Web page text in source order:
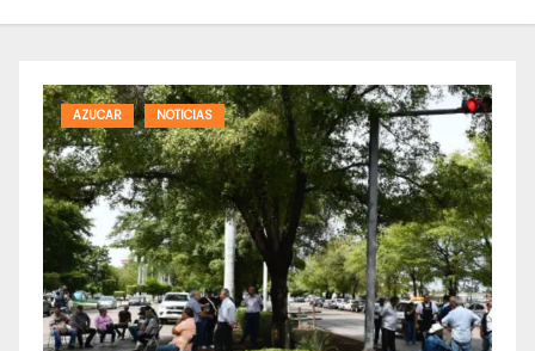
AZUCAR NOTICIAS